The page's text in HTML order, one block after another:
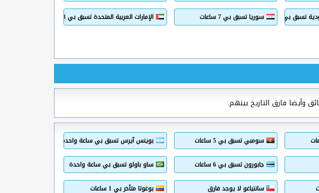
بي 7 ساعات سوريا تسبق بي 7 ساعات الإمارات العربية المتحدة تسبق بي 8 ساعات
وأيضا فارق التاريخ بينهم.
سومبي تسبق بي 5 ساعات بوينس آيرس تسبق بي ساعة واحدة
جابورون تسبق بي 6 ساعات ساو باولو تسبق بي ساعة واحدة
سانتياغو لا يوجد فارق بوغوتا متأخر بي 1 ساعات